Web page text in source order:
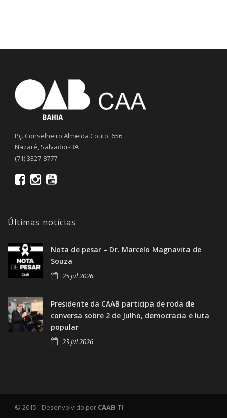
Pç. Conselheiro Almeida Couto, 656
Nazaré, Salvador-BA
(71) 3327-8777
Últimas notícias
Nota de pesar – Dr. Marcelo Magnavita de
Souza
25 jul 2026
Presidente da CAAB participa de roda de
conversa sobre 2 de Julho, democracia e luta
popular
23 jul 2026
© 2015 - Desenvolvido por CAAB TI